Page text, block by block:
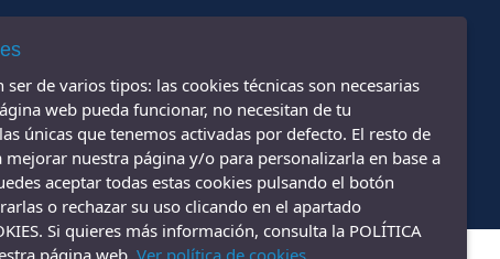
Diseño web ::ticmedia.es
ser de varios tipos: las cookies técnicas son necesarias
web pueda funcionar, no necesitan de tu
únicas que tenemos activadas por defecto. El resto de
mejorar nuestra página y/o para personalizarla en base a
aceptar todas estas cookies pulsando el botón
o rechazar su uso clicando en el apartado
Si quieres más información, consulta la POLÍTICA
página web. Ver política de cookies